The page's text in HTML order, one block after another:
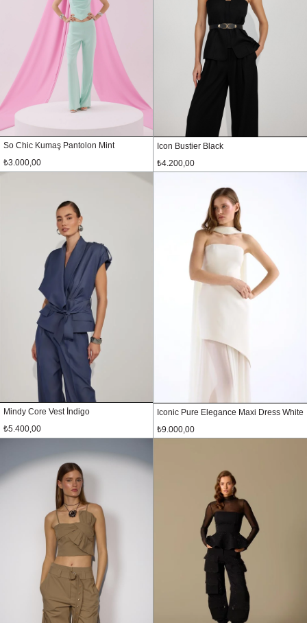
So Chic Kumaş Pantolon Mint
₺3.000,00
Icon Bustier Black
₺4.200,00
Mindy Core Vest İndigo
₺5.400,00
Iconic Pure Elegance Maxi Dress White
₺9.000,00